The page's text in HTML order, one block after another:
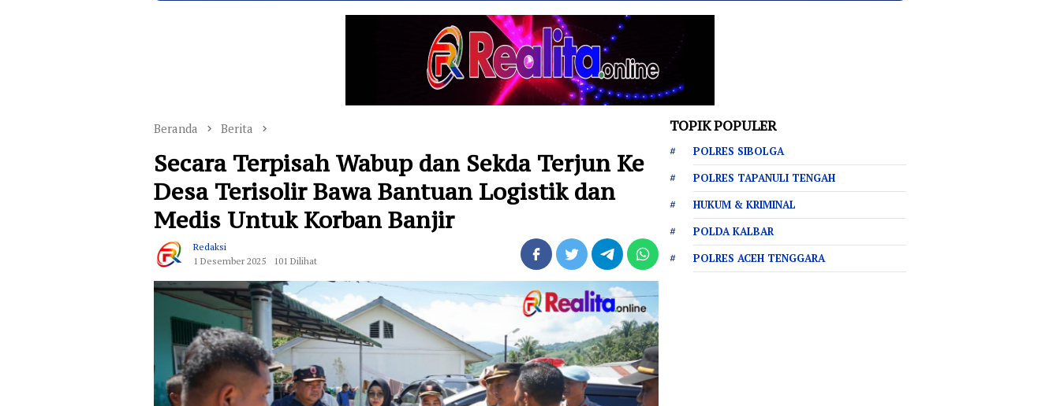
Beranda Berita
Secara Terpisah Wabup dan Sekda Terjun Ke
Desa Terisolir Bawa Bantuan Logistik dan
Medis Untuk Korban Banjir
Redaksi
1 Desember 2025
101 Dilihat
TOPIK POPULER
POLRES SIBOLGA
POLRES TAPANULI TENGAH
HUKUM & KRIMINAL
POLDA KALBAR
POLRES ACEH TENGGARA